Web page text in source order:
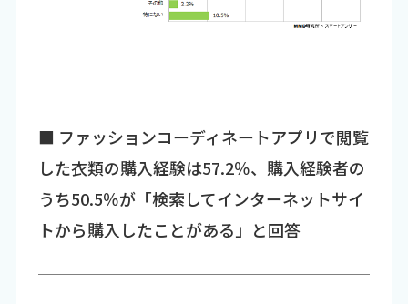
■ ファッションコーディネートアプリで閲覧
した衣類の購入経験は57.2％、購入経験者の
うち50.5％が「検索してインターネットサイ
トから購入したことがある」と回答